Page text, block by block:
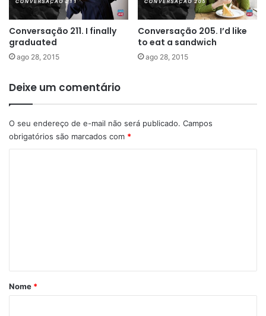
Conversação 211. I finally
graduated
ago 28, 2015
Conversação 205. I’d like
to eat a sandwich
ago 28, 2015
Deixe um comentário
O seu endereço de e-mail não será publicado. Campos
obrigatórios são marcados com *
rNome *